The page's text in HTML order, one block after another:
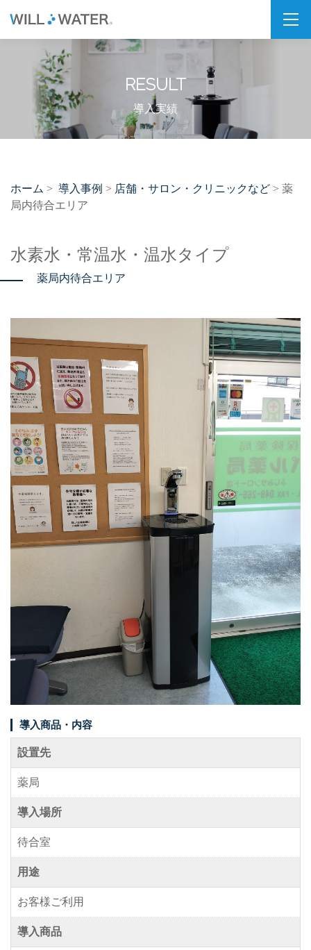
私たちの想い
SDGs
福利厚生
企業情報
拠点・パートナー紹介
PSJシリーズ
PSJ-H2
PSJ-BASIC
ADXシリーズ / ADX
PSJ PROFESSIONAL
PSJ SEPARATE TYPE
導入ギャラリー
オフィス
ホテル・旅館・宿泊施設
メニュー
事例紹介
メディア掲載情報
パートナー募集
お問い合わせ
0120-288-822
RESULT
導入実績
ホーム > 導入事例 > 店舗・サロン・クリニックなど > 薬
局内待合エリア
水素水・常温水・温水タイプ
薬局内待合エリア
導入商品・内容
設置先
薬局
導入場所
待合室
用途
お客様ご利用
導入商品